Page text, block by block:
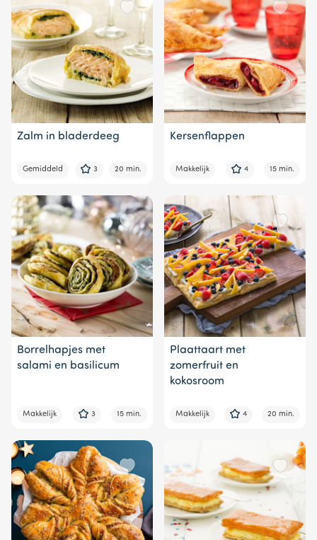
Zalm in bladerdeeg
Gemiddeld 3 20 min.
Kersenflappen
Makkelijk 4 15 min.
Borrelhapjes met
salami en basilicum
Makkelijk 3 15 min.
Plaattaart met
zomerfruit en
kokosroom
Makkelijk 4 20 min.